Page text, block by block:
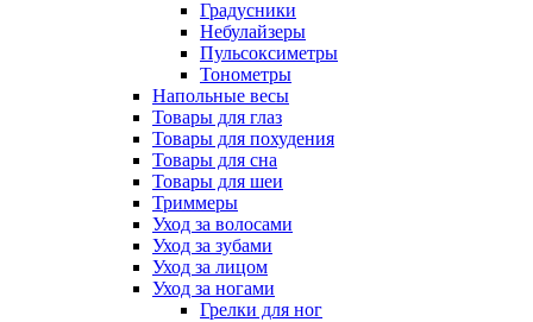
Градусники
Небулайзеры
Пульсоксиметры
Тонометры
Напольные весы
Товары для глаз
Товары для похудения
Товары для сна
Товары для шеи
Триммеры
Уход за волосами
Уход за зубами
Уход за лицом
Уход за ногами
Грелки для ног